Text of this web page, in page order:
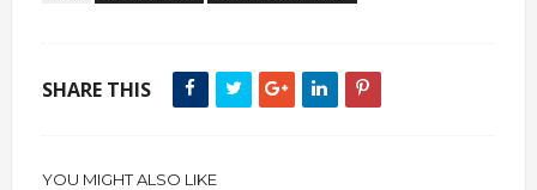
SHARE THIS
YOU MIGHT ALSO LIKE